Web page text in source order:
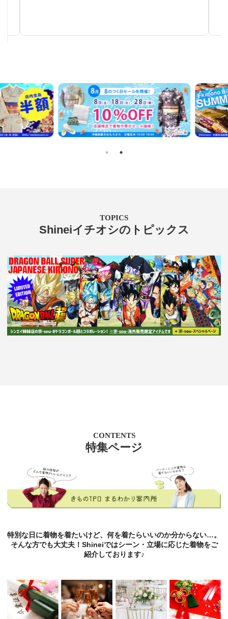
TOPICS
Shineiイチオシのトピックス
CONTENTS
特集ページ
特別な日に着物を着たいけど、何を着たらいいのか分からない…。
そんな方でも大丈夫！Shineiではシーン・立場に応じた着物をご
紹介しております♪